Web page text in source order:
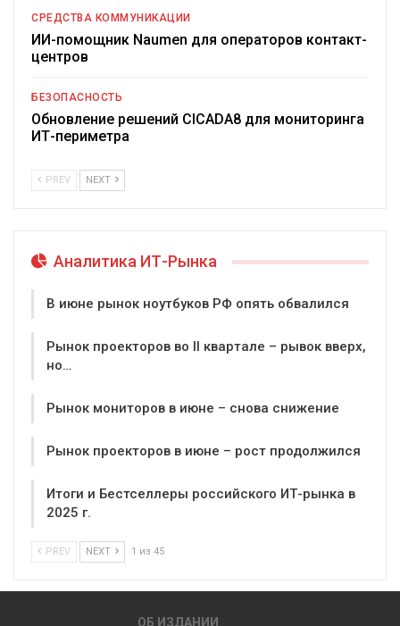
СРЕДСТВА КОММУНИКАЦИИ
ИИ-помощник Naumen для операторов контакт-
центров
БЕЗОПАСНОСТЬ
Обновление решений CICADA8 для мониторинга
ИТ-периметра
PREV NEXT
Аналитика ИТ-Рынка
В июне рынок ноутбуков РФ опять обвалился
Рынок проекторов во II квартале – рывок вверх,
но…
Рынок мониторов в июне – снова снижение
Рынок проекторов в июне – рост продолжился
Итоги и Бестселлеры российского ИТ-рынка в
2025 г.
PREV NEXT 1 из 45
ОБ ИЗДАНИИ